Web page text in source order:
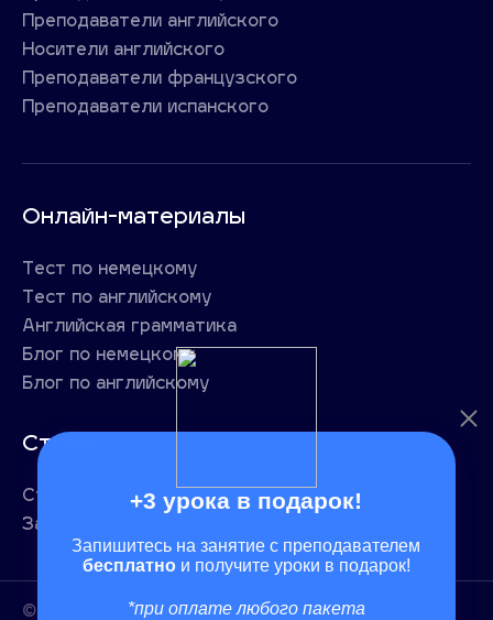
Преподаватели английского
Носители английского
Преподаватели французского
Преподаватели испанского
Онлайн-материалы
Тест по немецкому
Тест по английскому
Английская грамматика
Блог по немецкому
Блог по английскому
Стоимость
Стоимость
Записаться на курс
© 2014 - 2026 SunnyAcademy Inc
+3 урока в подарок!
Запишитесь на занятие с преподавателем
бесплатнои получите уроки в подарок!
*при оплате любого пакета